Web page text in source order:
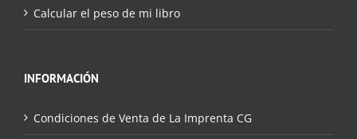
Calcular el peso de mi libro
INFORMACIÓN
Condiciones de Venta de La Imprenta CG